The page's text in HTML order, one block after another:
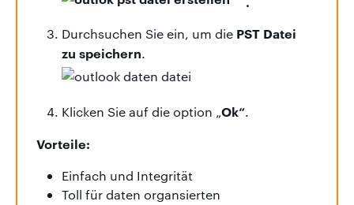
Durchsuchen Sie ein, um die PST Datei
zu speichern.
Klicken Sie auf die option „Ok“.
Vorteile:
Einfach und Integrität
Toll für daten organsierten